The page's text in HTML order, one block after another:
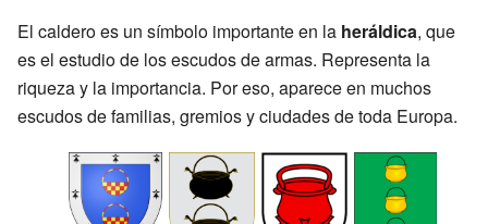
El caldero es un símbolo importante en la heráldica, que
es el estudio de los escudos de armas. Representa la
riqueza y la importancia. Por eso, aparece en muchos
escudos de familias, gremios y ciudades de toda Europa.